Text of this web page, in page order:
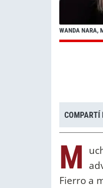
WANDA NARA,
COMPARTÍ
M
Fierro a